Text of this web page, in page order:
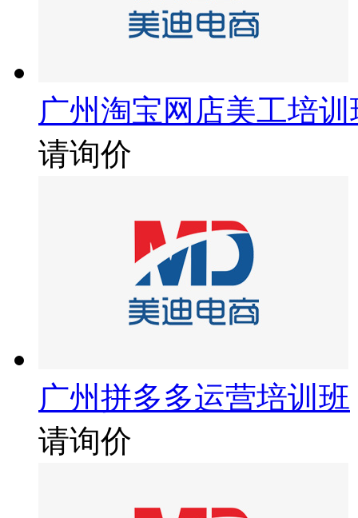
广州淘宝网店美工培训
请询价
广州拼多多运营培训班
请询价